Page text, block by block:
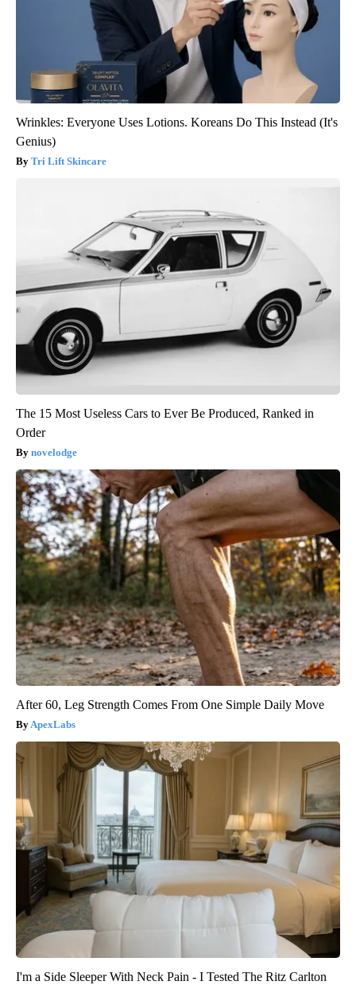
Wrinkles: Everyone Uses Lotions. Koreans Do This Instead (It's
Genius)
Tri Lift Skincare
The 15 Most Useless Cars to Ever Be Produced, Ranked in
Order
novelodge
After 60, Leg Strength Comes From One Simple Daily Move
ApexLabs
I'm a Side Sleeper With Neck Pain - I Tested The Ritz Carlton